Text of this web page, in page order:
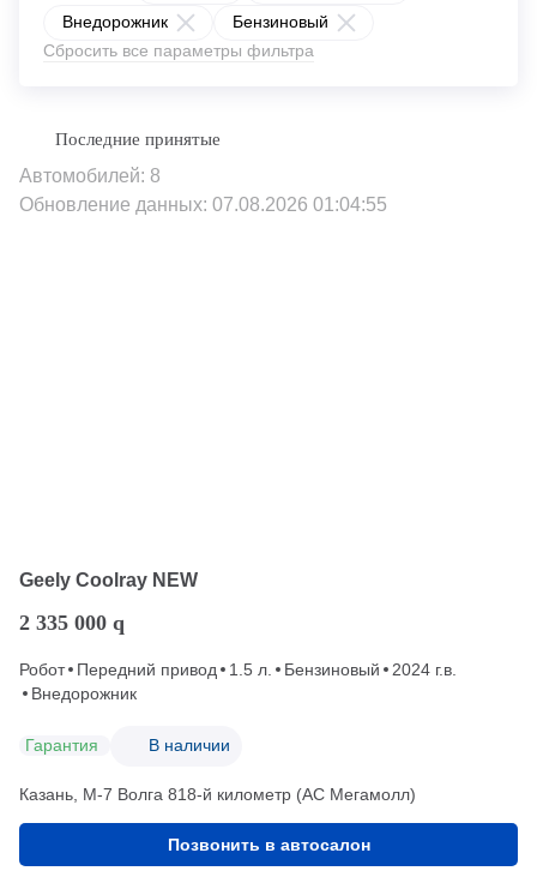
Внедорожник
Бензиновый
Сбросить все параметры фильтра
Автомобилей: 8
Обновление данных: 07.08.2026 01:04:55
Geely Coolray NEW
2 335 000 q
Робот Передний привод 1.5 л. Бензиновый
2024 г.в.
Внедорожник
Гарантия В наличии
Казань, М-7 Волга 818-й километр (АС Мегамолл)
Позвонить в автосалон